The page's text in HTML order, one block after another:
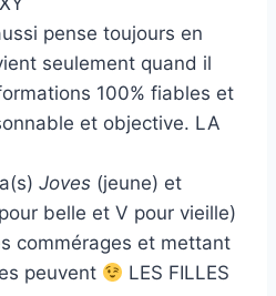
pense toujours en
seulement quand il
100% fiables et
et objective. LA
Joves (jeune) et
belle et V pour vieille)
commérages et mettant
peuvent
LES FILLES